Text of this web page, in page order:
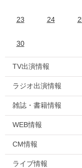
23 24
30
TV出演情報
ラジオ出演情報
雑誌・書籍情報
WEB情報
CM情報
ライブ情報